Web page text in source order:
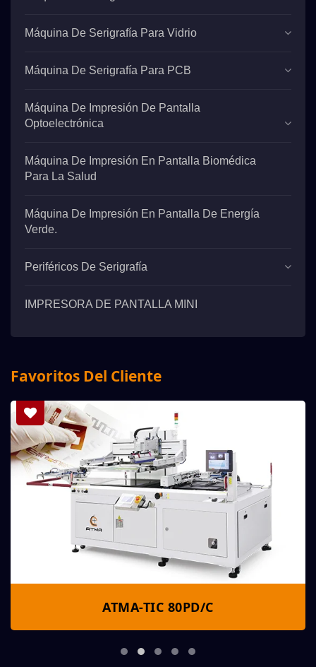
Máquina De Serigrafía Para Vidrio
Máquina De Serigrafía Para PCB
Máquina De Impresión De Pantalla
Optoelectrónica
Máquina De Impresión En Pantalla Biomédica
Para La Salud
Máquina De Impresión En Pantalla De Energía
Verde.
Periféricos De Serigrafía
IMPRESORA DE PANTALLA MINI
Favoritos Del Cliente
ATMA-TIC 80PD/C